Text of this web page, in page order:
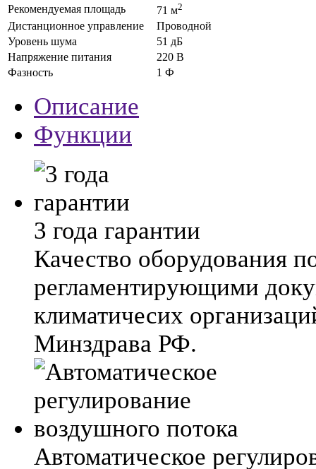
Рекомендуемая площадь
71 м2
Дистанционное управление
Проводной
Уровень шума
51 дБ
Напряжение питания
220 В
Фазность
1 Ф
Описание
Функции
3 года гарантии
Качество оборудования
регламентирующими
климатичесих
Минздрава РФ.
Автоматическое